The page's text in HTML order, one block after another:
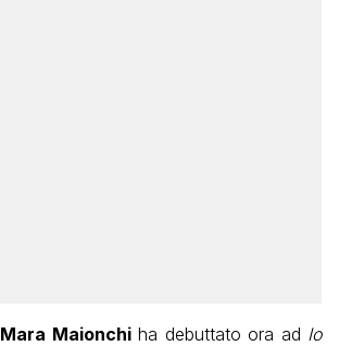
Mara Maionchiha debuttato ora ad Io